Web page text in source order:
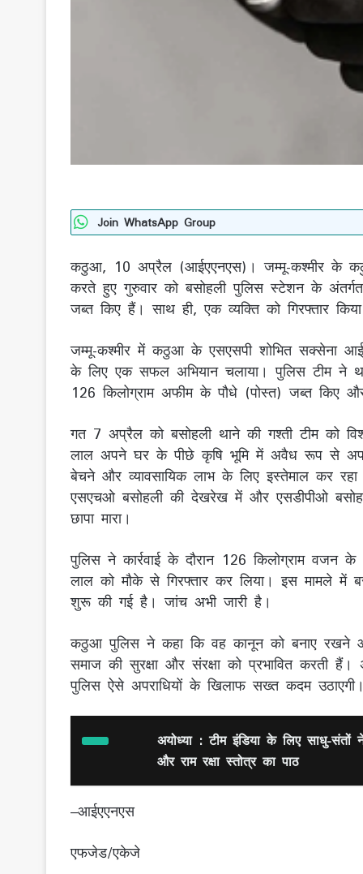
Join WhatsApp Group
कठुआ, 10 अप्रैल (आईएएनएस)। जम्मू-कश्मीर के
करते हुए गुरुवार को बसोहली पुलिस स्टेशन के
जब्त किए हैं। साथ ही, एक व्यक्ति को गिरफ्तार
जम्मू-कश्मीर में कठुआ के एसएसपी शोभित सक्सेना
के लिए एक सफल अभियान चलाया। पुलिस टीम ने
126 किलोग्राम अफीम के पौधे (पोस्त) जब्त किए
गत 7 अप्रैल को बसोहली थाने की गश्ती टीम को
लाल अपने घर के पीछे कृषि भूमि में अवैध रूप से
बेचने और व्यावसायिक लाभ के लिए इस्तेमाल कर
एसएचओ बसोहली की देखरेख में और एसडीपीओ
छापा मारा।
पुलिस ने कार्रवाई के दौरान 126 किलोग्राम
लाल को मौके से गिरफ्तार कर लिया। इस मामले
शुरू की गई है। जांच अभी जारी है।
कठुआ पुलिस ने कहा कि वह कानून को बनाए रखने
समाज की सुरक्षा और संरक्षा को प्रभावित करती
पुलिस ऐसे अपराधियों के खिलाफ सख्त कदम उठाएगी।
अयोध्या : टीम इंडिया के लिए साधु-संतों
और राम रक्षा स्तोत्र का पाठ
–आईएएनएस
एफजेड/एकेजे